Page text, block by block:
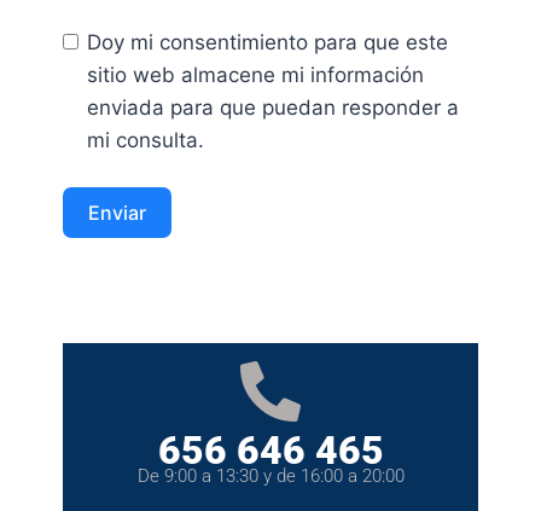
Doy mi consentimiento para que este
sitio web almacene mi información
enviada para que puedan responder a
mi consulta.
Enviar
656 646 465
De 9:00 a 13:30 y de 16:00 a 20:00